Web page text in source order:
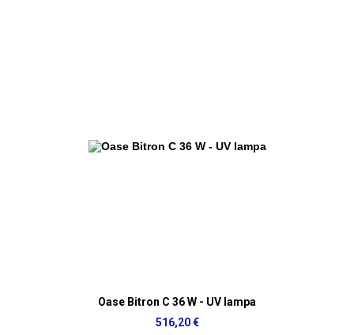
Oase Bitron C 36 W - UV lampa
516,20 €